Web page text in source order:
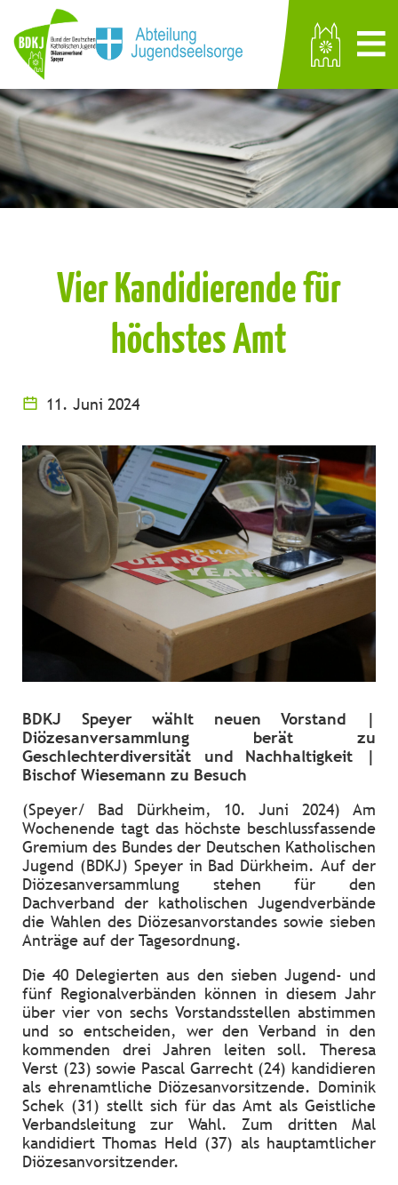
Vier Kandidierende für
höchstes Amt
11. Juni 2024
BDKJ Speyer wählt neuen Vorstand |
Diözesanversammlung berät zu
Geschlechterdiversität und Nachhaltigkeit |
Bischof Wiesemann zu Besuch
(Speyer/ Bad Dürkheim, 10. Juni 2024) Am
Wochenende tagt das höchste beschlussfassende
Gremium des Bundes der Deutschen Katholischen
Jugend (BDKJ) Speyer in Bad Dürkheim. Auf der
Diözesanversammlung stehen für den
Dachverband der katholischen Jugendverbände
die Wahlen des Diözesanvorstandes sowie sieben
Anträge auf der Tagesordnung.
Die 40 Delegierten aus den sieben Jugend- und
fünf Regionalverbänden können in diesem Jahr
über vier von sechs Vorstandsstellen abstimmen
und so entscheiden, wer den Verband in den
kommenden drei Jahren leiten soll. Theresa
Verst (23) sowie Pascal Garrecht (24) kandidieren
als ehrenamtliche Diözesanvorsitzende. Dominik
Schek (31) stellt sich für das Amt als Geistliche
Verbandsleitung zur Wahl. Zum dritten Mal
kandidiert Thomas Held (37) als hauptamtlicher
Diözesanvorsitzender.